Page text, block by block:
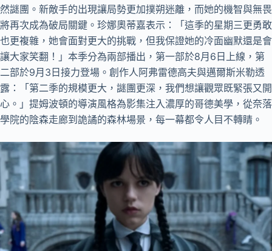
然謎團。新敵手的出現讓局勢更加撲朔迷離，而她的機智與無畏
將再次成為破局關鍵。珍娜奧蒂嘉表示：「這季的星期三更勇敢
也更複雜，她會面對更大的挑戰，但我保證她的冷面幽默還是會
讓大家笑翻！」本季分為兩部播出，第一部於8月6日上線，第
二部於9月3日接力登場。創作人阿弗雷德高夫與邁爾斯米勒透
露：「第二季的規模更大，謎團更深，我們想讓觀眾既緊張又開
心。」提姆波頓的導演風格為影集注入濃厚的哥德美學，從奈落
學院的陰森走廊到詭譎的森林場景，每一幕都令人目不轉睛。